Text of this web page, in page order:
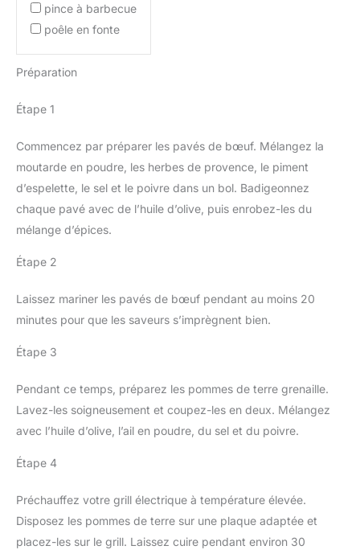
pince à barbecue
poêle en fonte
Préparation
Étape 1
Commencez par préparer les pavés de bœuf. Mélangez la
moutarde en poudre, les herbes de provence, le piment
d’espelette, le sel et le poivre dans un bol. Badigeonnez
chaque pavé avec de l’huile d’olive, puis enrobez-les du
mélange d’épices.
Étape 2
Laissez mariner les pavés de bœuf pendant au moins 20
minutes pour que les saveurs s’imprègnent bien.
Étape 3
Pendant ce temps, préparez les pommes de terre grenaille.
Lavez-les soigneusement et coupez-les en deux. Mélangez
avec l’huile d’olive, l’ail en poudre, du sel et du poivre.
Étape 4
Préchauffez votre grill électrique à température élevée.
Disposez les pommes de terre sur une plaque adaptée et
placez-les sur le grill. Laissez cuire pendant environ 30